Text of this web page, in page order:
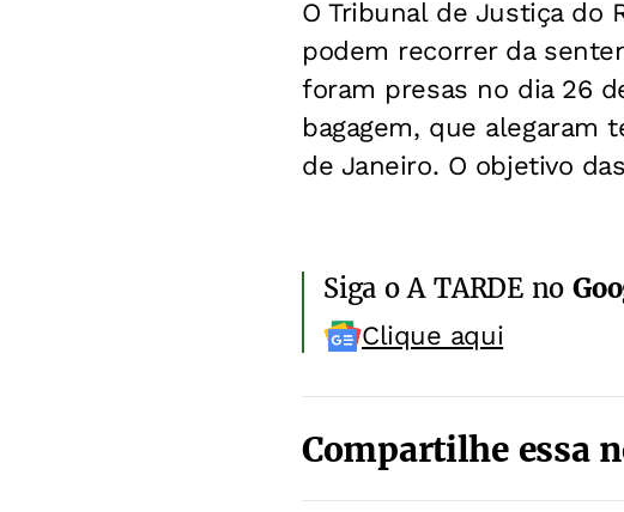
O Tribunal de Justiça do
podem recorrer da
foram presas no dia 26
bagagem, que alegaram
de Janeiro. O objetivo
Siga o A TARDE no
Clique aqui
Compartilhe essa